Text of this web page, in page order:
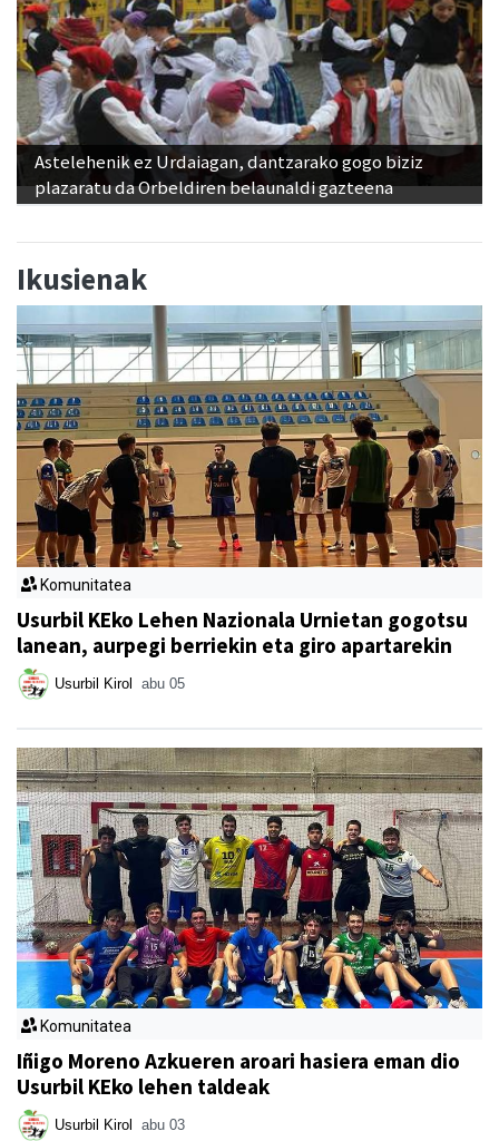
Astelehenik ez Urdaiagan, dantzarako gogo biziz
plazaratu da Orbeldiren belaunaldi gazteena
Ikusienak
Komunitatea
Usurbil KEko Lehen Nazionala Urnietan gogotsu
lanean, aurpegi berriekin eta giro apartarekin
Usurbil Kirol abu 05
Komunitatea
Iñigo Moreno Azkueren aroari hasiera eman dio
Usurbil KEko lehen taldeak
Usurbil Kirol abu 03